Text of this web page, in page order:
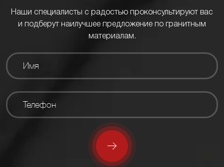
Наши специалисты с радостью проконсультируют вас
и подберут наилучшее предложение по гранитным
материалам.